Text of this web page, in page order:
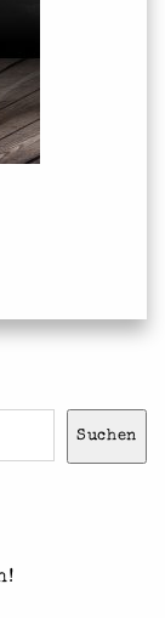
Suchen